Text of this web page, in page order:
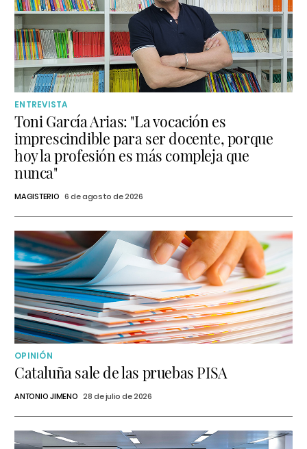
ENTREVISTA
Toni García Arias: "La vocación es
imprescindible para ser docente, porque
hoy la profesión es más compleja que
nunca"
MAGISTERIO 6 de agosto de 2026
OPINIÓN
Cataluña sale de las pruebas PISA
ANTONIO JIMENO 28 de julio de 2026